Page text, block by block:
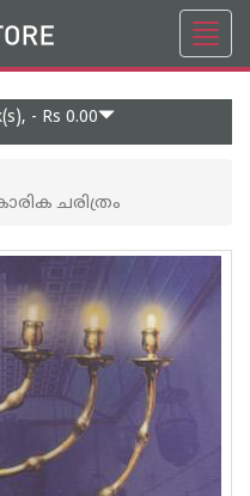
- Rs 0.00
ചരിത്രം